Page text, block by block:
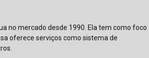
no mercado desde 1990. Ela tem como foco
oferece serviços como sistema de